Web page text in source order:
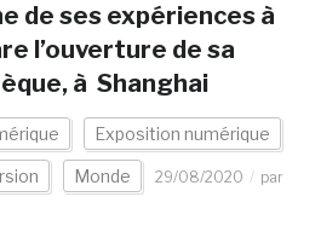
de ses expériences à
l’ouverture de sa
à Shanghai
Exposition numérique
Monde 29/08/2020
par